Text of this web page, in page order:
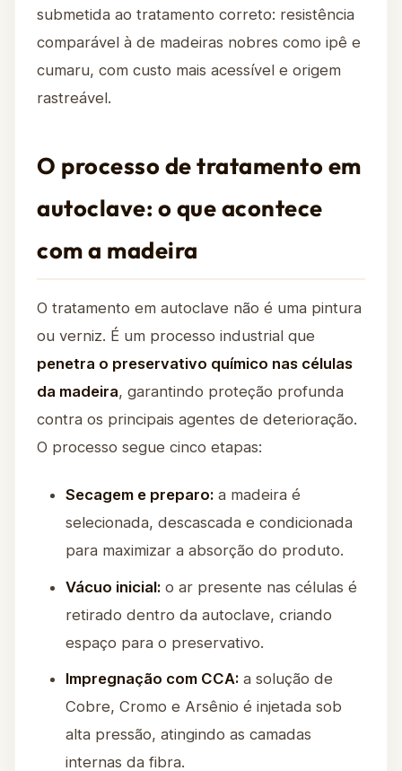
submetida ao tratamento correto: resistência
comparável à de madeiras nobres como ipê e
cumaru, com custo mais acessível e origem
rastreável.
O processo de tratamento em
autoclave: o que acontece
com a madeira
O tratamento em autoclave não é uma pintura
ou verniz. É um processo industrial que
penetra o preservativo químico nas células
da madeira, garantindo proteção profunda
contra os principais agentes de deterioração.
O processo segue cinco etapas:
Secagem e preparo: a madeira é
selecionada, descascada e condicionada
para maximizar a absorção do produto.
Vácuo inicial: o ar presente nas células é
retirado dentro da autoclave, criando
espaço para o preservativo.
Impregnação com CCA: a solução de
Cobre, Cromo e Arsênio é injetada sob
alta pressão, atingindo as camadas
internas da fibra.